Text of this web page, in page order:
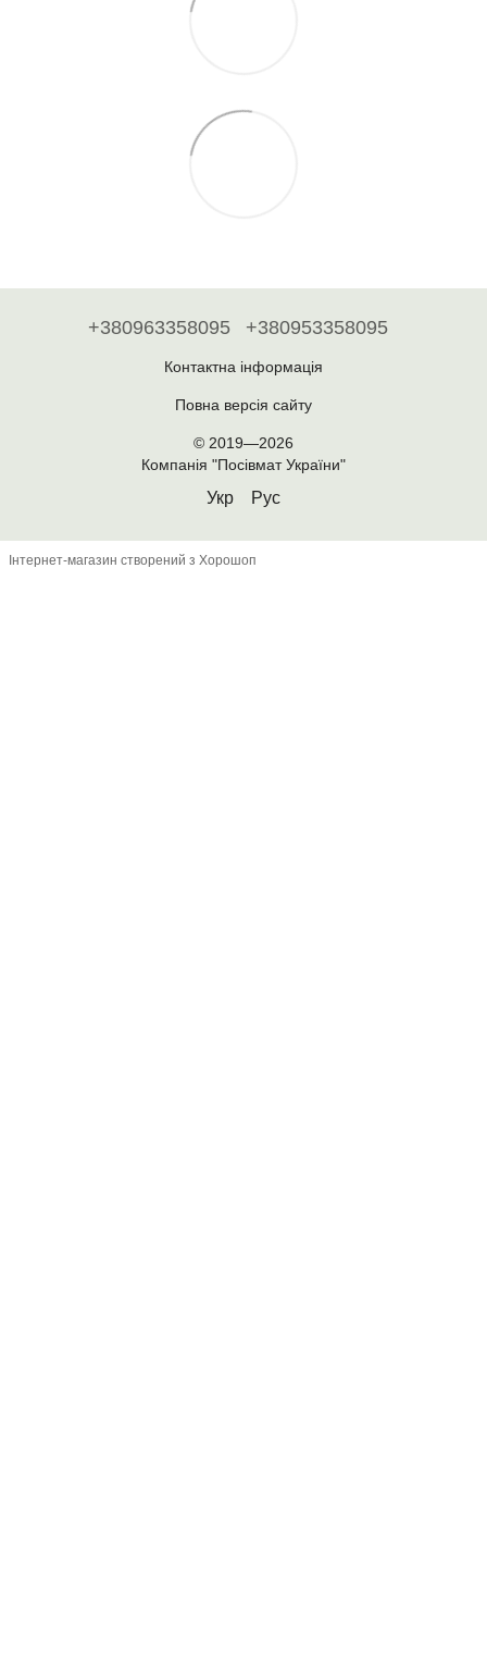
+380963358095 +380953358095
Контактна інформація
Повна версія сайту
© 2019—2026
Компанія "Посівмат України"
Укр Рус
Інтернет-магазин створений з Хорошоп